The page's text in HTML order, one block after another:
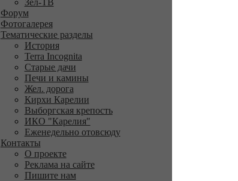
Зел-ТВ
Форум
Фотогалерея
Тематические разделы
История
Terra Incognita
Старые дачи
Печи и камины
Жел. дорога
Кирхи Карелии
Выборгская крепость
ИКО "Карелия"
Еженедельно отовсюду
Контакты
О проекте
Реклама на сайте
Пишите нам